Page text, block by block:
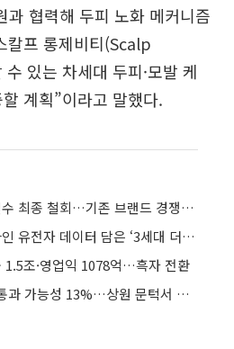
과 협력해 두피 노화 메커니즘
칼프 롱제비티(Scalp
있는 차세대 두피·모발 케
계획”이라고 말했다.
LG생활건강, ‘토리든’ 인수 최종 철회…기존 브랜드 경쟁력 집중
LG생활건강, 6만 아시아인 유전자 데이터 담은 ‘3세대 더후 천기단’ 공개
1.5조·영업익 1078억…흑자 전환
美 클래리티 법안 연내 통과 가능성 13%…상원 문턱서 제동